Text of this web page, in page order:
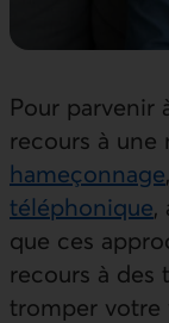
Pour parvenir
recours à une
hameçonnage,
téléphonique,
que ces
recours à
tromper votre